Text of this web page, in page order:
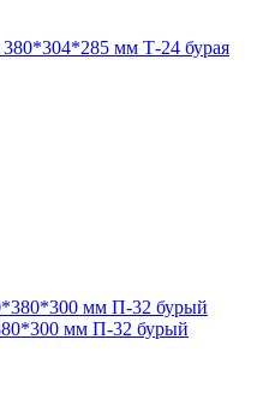
мм Т-24 бурая
мм П-32 бурый